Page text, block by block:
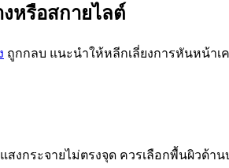
หรือสกายไลต์
ถูกกลบ แนะนำให้หลีกเลี่ยงการหันหน้า
กระจายไม่ตรงจุด ควรเลือกพื้นผิวด้า